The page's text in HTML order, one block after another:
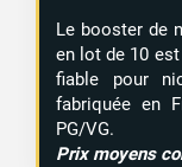
Le booster de
en lot de 10
fiable pour
fabriquée en
PG/VG.
Prix moyens